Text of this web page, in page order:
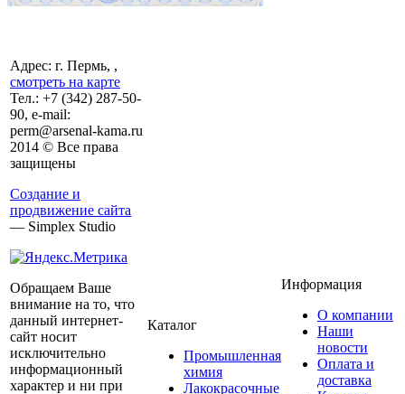
Адрес: г. Пермь, ,
смотреть на карте
Тел.: +7 (342) 287-50-
90, e-mail:
perm@arsenal-kama.ru
2014 © Все права
защищены
Создание и
продвижение сайта
— Simplex Studio
Обращаем Ваше
внимание на то, что
данный интернет-
сайт носит
исключительно
информационный
характер и ни при
Каталог
Промышленная
химия
Лакокрасочные
Информация
О компании
Наши
новости
Оплата и
доставка